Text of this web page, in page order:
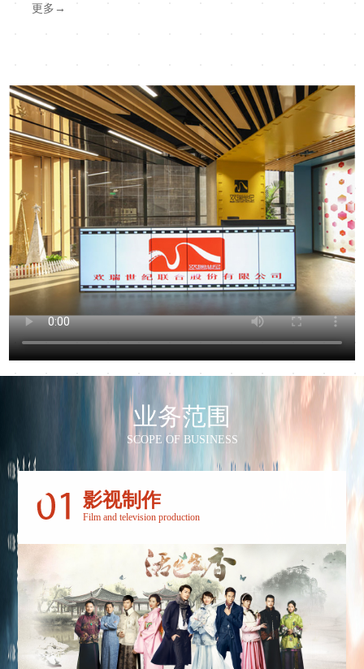
更多 →
业务范围
SCOPE OF BUSINESS
影视制作
Film and television production